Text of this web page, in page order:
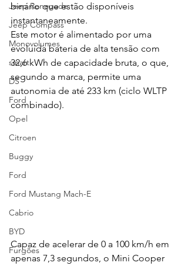
Jeep Renegade
Jeep Compass
Monovolumes
smart
DS
Ford
Opel
Citroen
Buggy
Ford
Ford Mustang Mach-E
Cabrio
BYD
Furgões
binário que estão disponíveis
instantaneamente.
Este motor é alimentado por uma
evoluída bateria de alta tensão com
32,6 kWh de capacidade bruta, o que,
segundo a marca, permite uma
autonomia de até 233 km (ciclo WLTP
combinado).
Capaz de acelerar de 0 a 100 km/h em
apenas 7,3 segundos, o Mini Cooper